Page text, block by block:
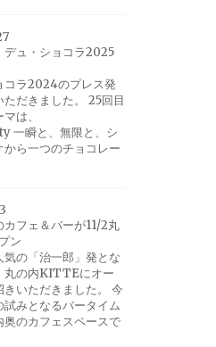
デュ・ショコラ2025
コラ2024のプレス発
だきました。 25回目
は、
一瞬と、無限と、シ
から一つのチョコレー
カフェ＆バーが11/2丸
ン
の「治一郎」発とな
丸の内KITTEにオー
いただきました。 今
みとなるバータイム
のカフェスペースで